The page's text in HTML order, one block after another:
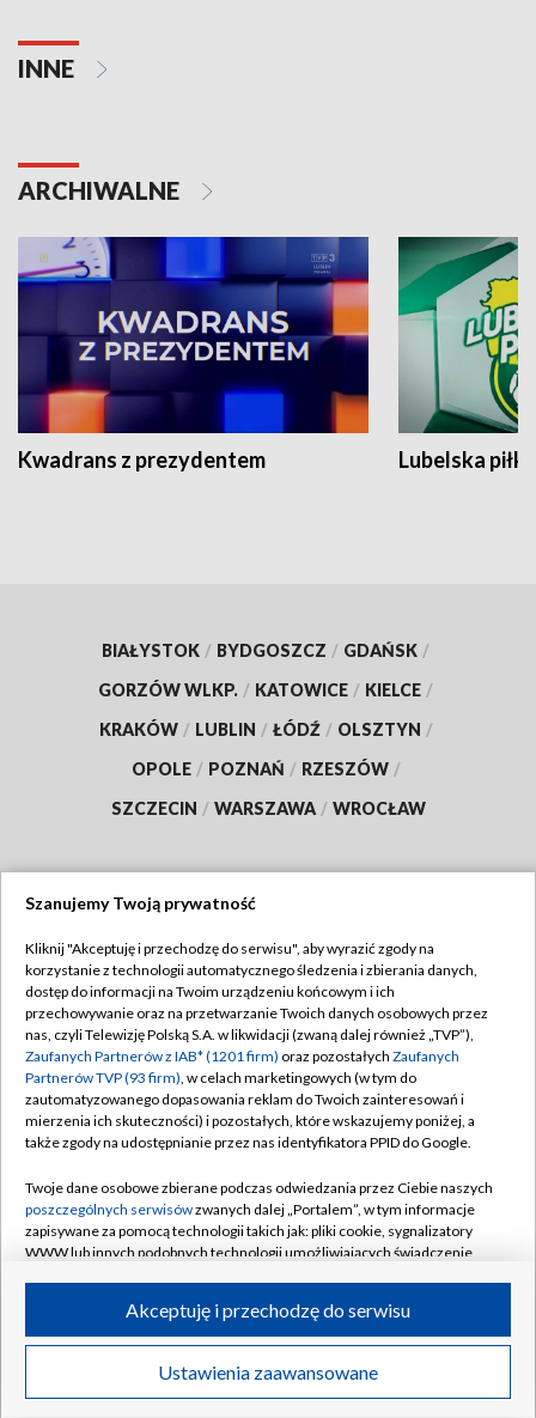
INNE
ARCHIWALNE
Kwadrans z prezydentem Lubelska piłka
BIAŁYSTOK / BYDGOSZCZ / GDAŃSK /
GORZÓW WLKP. / KATOWICE / KIELCE /
KRAKÓW / LUBLIN / ŁÓDŹ / OLSZTYN /
OPOLE / POZNAŃ / RZESZÓW /
SZCZECIN / WARSZAWA / WROCŁAW
TVP
Abonament TVP
Emisja w TVP
Centrum informacji TVP
Naziemna Telewizja Cyfrowa
Rada Programowa
System NOS
Informacje o nadawcy
Program dla prasy
Ogłoszenie przetargowe
Regulamin TVP
Polityka prywatności
Moje zgody
Pomoc
Kontakt
Kanały
©2026 Telewizja Polska S.A. w likwidacji
Szanujemy Twoją prywatność
Kliknij "Akceptuję i przechodzę do serwisu", aby wyrazić zgody na
korzystanie z technologii automatycznego śledzenia i zbierania danych,
dostęp do informacji na Twoim urządzeniu końcowym i ich
przechowywanie oraz na przetwarzanie Twoich danych osobowych przez
nas, czyli Telewizję Polską S.A. w likwidacji (zwaną dalej również „TVP”),
Zaufanych Partnerów z IAB* (1201 firm) oraz pozostałych Zaufanych
Partnerów TVP (93 firm), w celach marketingowych (w tym do
zautomatyzowanego dopasowania reklam do Twoich zainteresowań i
mierzenia ich skuteczności) i pozostałych, które wskazujemy poniżej, a
także zgody na udostępnianie przez nas identyfikatora PPID do Google.
Twoje dane osobowe zbierane podczas odwiedzania przez Ciebie naszych
poszczególnych serwisówzwanych dalej „Portalem”, w tym informacje
zapisywane za pomocą technologii takich jak: pliki cookie, sygnalizatory
WWW lub innych podobnych technologii umożliwiających świadczenie
ruchu w Internecie.
Twoje dane osobowe zbierane podczas odwiedzania przez Ciebie
poszczególnych serwisówna Portalu, takie jak adresy IP, identyfikatory
Ustawienia zaawansowane
Akceptuję i przechodzę do serwisu